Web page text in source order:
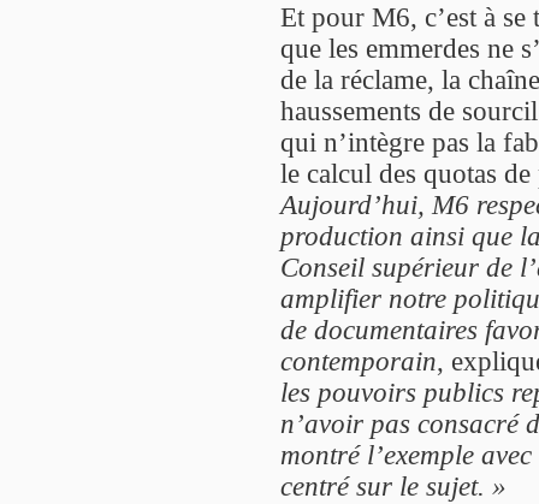
Et pour M6, c’est à se
que les emmerdes ne
de la réclame, la
haussements de
qui n’intègre pas la
le calcul des quotas
Aujourd’hui, M6
production ainsi que
Conseil supérieur de
amplifier notre
de documentaires
contemporain,
les pouvoirs publics
n’avoir pas consacré
montré l’exemple
centré sur le sujet. »